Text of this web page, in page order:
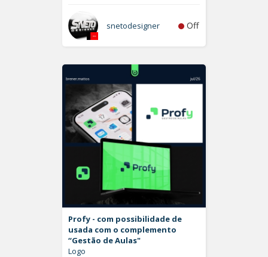
snetodesigner Off
Profy - com possibilidade de
usada com o complemento
“Gestão de Aulas"
Logo